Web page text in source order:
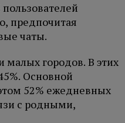
предпочитая
чаты.
малых городов. В этих
Основной
52% ежедневных
с родными,